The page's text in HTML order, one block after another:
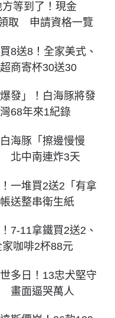
等到了！現金
取 申請資格一覽
8送8！全家美式、
商寄杯30送30
發」！白海豚將發
68年來1紀錄
海豚「擦邊慢慢
北中南連炸3天
一堆買2送2「有拿
送整串衛生紙
7-11拿鐵買2送2、
咖啡2杯88元
多日！13忠犬堅守
畫面逼哭萬人